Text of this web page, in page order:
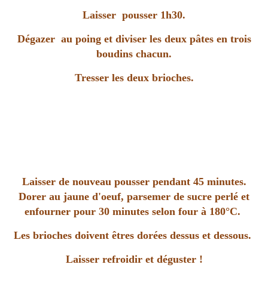
Laisser pousser 1h30.
Dégazer au poing et diviser les deux pâtes en trois
boudins chacun.
Tresser les deux brioches.
Laisser de nouveau pousser pendant 45 minutes.
Dorer au jaune d'oeuf, parsemer de sucre perlé et
enfourner pour 30 minutes selon four à 180°C.
Les brioches doivent êtres dorées dessus et dessous.
Laisser refroidir et déguster !